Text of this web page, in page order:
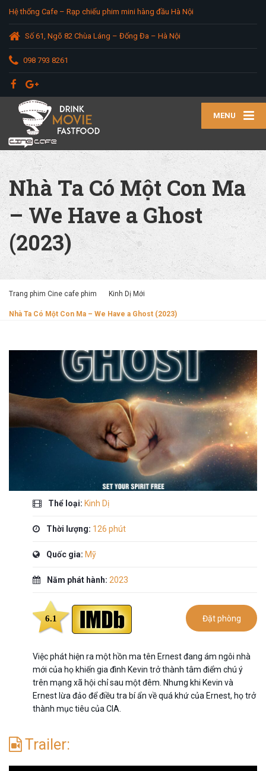
Hệ thống Cafe – Rạp chiếu phim mini hàng đầu Hà Nội
Số 61, Ngõ 82 Chùa Láng – Đống Đa – Hà Nội
098 793 8261
MENU
Nhà Ta Có Một Con Ma
– We Have a Ghost
(2023)
Trang phim Cine cafe phim Kinh Dị Mới
Nhà Ta Có Một Con Ma – We Have a Ghost (2023)
Thể loại: Kinh Dị
Thời lượng: 126 phút
Quốc gia: Mỹ
Năm phát hành: 2023
6.1 Đặt phòng
Việc phát hiện ra một hồn ma tên Ernest đang ám ngôi nhà
mới của họ khiến gia đình Kevin trở thành tâm điểm chú ý
trên mạng xã hội chỉ sau một đêm. Nhưng khi Kevin và
Ernest lừa đảo để điều tra bí ẩn về quá khứ của Ernest, họ trở
thành mục tiêu của CIA.
Trailer: